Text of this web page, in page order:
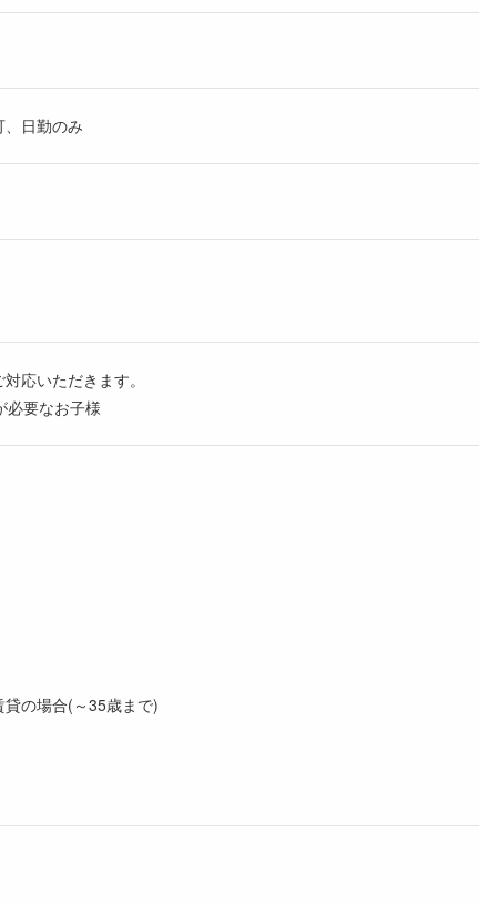
日勤のみ
応いただきます。
必要なお子様
の場合(～35歳まで)